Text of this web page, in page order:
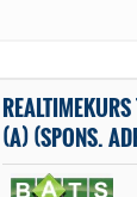
(A) (SPONS.